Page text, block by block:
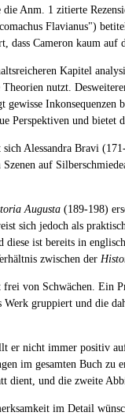
Anm. 1 zitierte
Flavianus")
dass Cameron kaum auf
Kapitel
nutzt.
gewisse
Perspektiven und bietet
Alessandra Bravi
auf
Augusta (189-198)
sich jedoch als
ist bereits in
zwischen der
von Schwächen. Ein
Werk gruppiert und die
er nicht immer positiv
im gesamten Buch zu
dient, und die zweite
im Detail